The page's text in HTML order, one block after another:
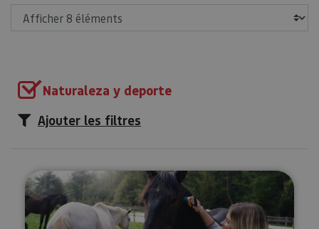
Naturaleza y deporte
Ajouter les filtres
Expérience régénératrice avec